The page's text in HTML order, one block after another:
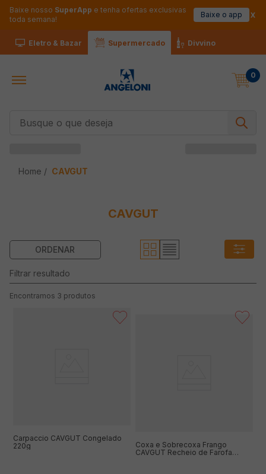
Baixe nosso SuperApp e tenha ofertas exclusivas
toda semana!
Baixe o app
Eletro & Bazar Supermercado Divvino
0
CAVGUT
CAVGUT
3 produtos
Carpaccio CAVGUT Congelado
220g
Coxa e Sobrecoxa Frango
CAVGUT Recheio de Farofa